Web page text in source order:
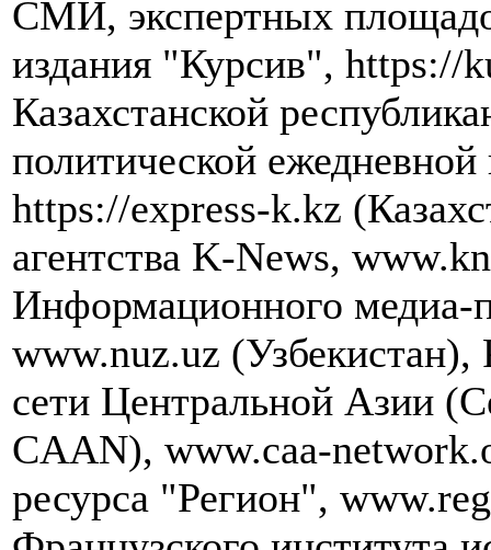
СМИ, экспертных
издания "Курсив", https://
Казахстанской
политической
https://express-k.kz
агентства K-News,
Информационного медиа-
www.nuz.uz (Узбекистан),
сети Центральной Азии
CAAN), www.caa-
ресурса "Регион",